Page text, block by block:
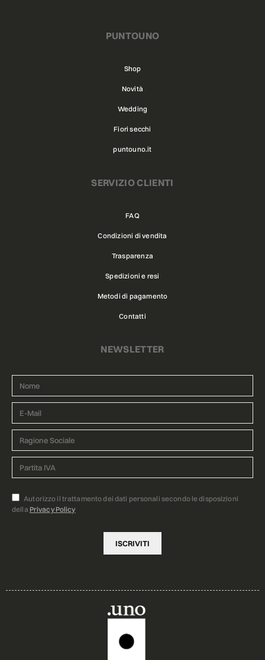
PUNTOUNO
Shop
Novità
Wedding
Fiori secchi
puntouno.it
SERVIZIO CLIENTI
FAQ
Condizioni di vendita
Trasparenza
Spedizioni e resi
Metodi di pagamento
Contatti
NEWSLETTER
Autorizzo il trattamento dei dati personali secondo le disposizioni
della Privacy Policy